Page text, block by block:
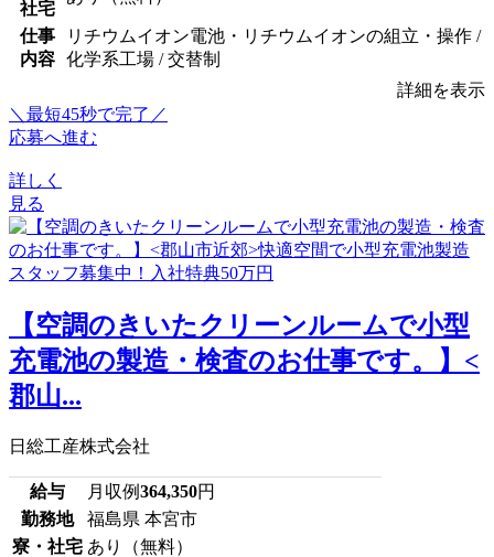
社宅
仕事
内容
リチウムイオン電池・リチウムイオンの組立・操作 /
化学系工場 / 交替制
詳細を表示
＼最短45秒で完了／
応募へ進む
詳しく
見る
【空調のきいたクリーンルームで小型
充電池の製造・検査のお仕事です。】<
郡山...
日総工産株式会社
給与 月収例364,350円
勤務地
福島県 本宮市
寮・社宅 あり（無料）